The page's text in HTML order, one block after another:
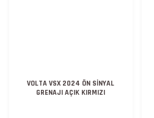
VOLTA VSX 2024 ÖN SİNYAL
GRENAJI AÇIK KIRMIZI